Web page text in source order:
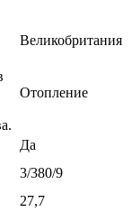
Великобритания
Отопление
Да
3/380/9
27,7